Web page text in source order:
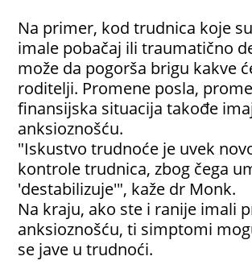
Na primer, kod trudnica koje
imale pobačaj ili traumatično
može da pogorša brigu kakve
roditelji. Promene posla,
finansijska situacija takođe
anksioznošću.
"Iskustvo trudnoće je uvek
kontrole trudnica, zbog čega
'destabilizuje'", kaže dr Monk.
Na kraju, ako ste i ranije imali
anksioznošću, ti simptomi
se jave u trudnoći.